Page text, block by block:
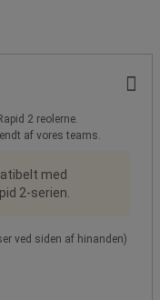
2 reolerne.
af vores teams.
med
2-serien.
ved siden af hinanden)